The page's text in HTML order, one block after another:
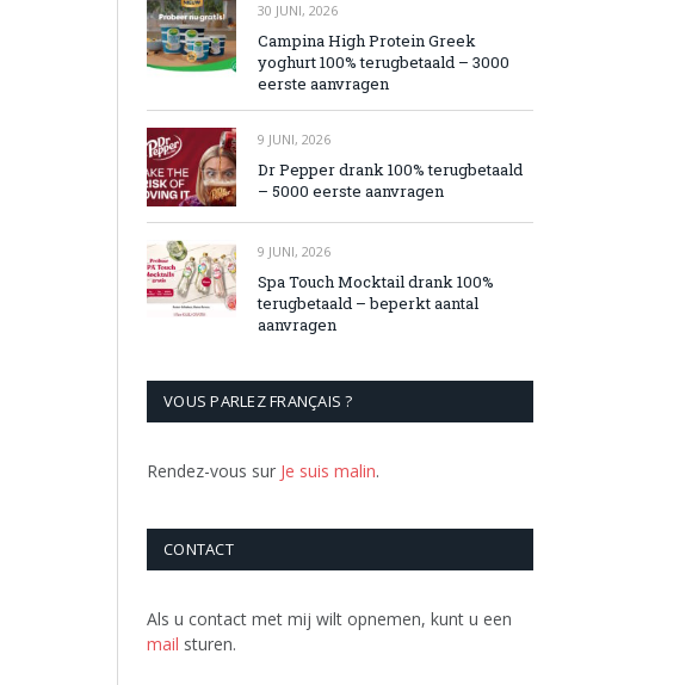
30 JUNI, 2026
Campina High Protein Greek
yoghurt 100% terugbetaald – 3000
eerste aanvragen
9 JUNI, 2026
Dr Pepper drank 100% terugbetaald
– 5000 eerste aanvragen
9 JUNI, 2026
Spa Touch Mocktail drank 100%
terugbetaald – beperkt aantal
aanvragen
VOUS PARLEZ FRANÇAIS ?
Rendez-vous sur Je suis malin.
CONTACT
Als u contact met mij wilt opnemen, kunt u een
mail sturen.